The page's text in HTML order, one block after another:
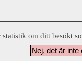
om ditt besökt
Nej, det är inte